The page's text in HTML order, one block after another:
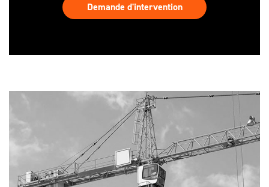
Demande d'intervention
LES HONORAIRES DE
DÉMARCHES
FAIRE APPEL
D'UN
JUGEMENT ?